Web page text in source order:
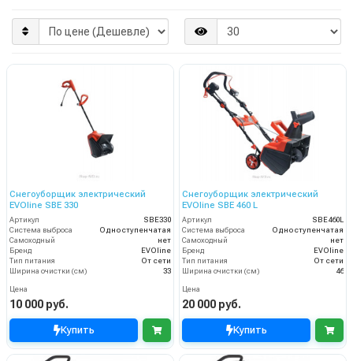
Снегоуборщик электрический
EVOline SBE 330
Артикул
SBE330
Система выброса
Одноступенчатая
Самоходный
нет
Бренд
EVOline
Тип питания
От сети
Ширина очистки (см)
33
Цена
10 000 руб.
Купить
Снегоуборщик электрический
EVOline SBE 460 L
Артикул
SBE460L
Система выброса
Одноступенчатая
Самоходный
нет
Бренд
EVOline
Тип питания
От сети
Ширина очистки (см)
46
Цена
20 000 руб.
Купить